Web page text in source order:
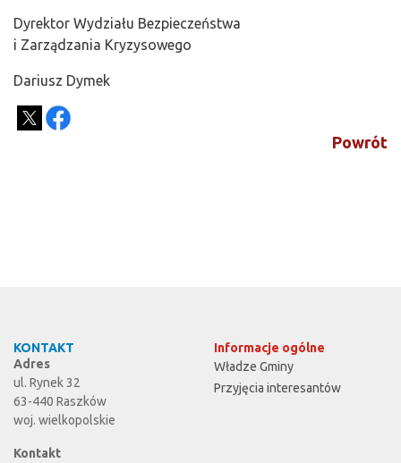
Dyrektor Wydziału Bezpieczeństwa
i Zarządzania Kryzysowego
Dariusz Dymek
Powrót
KONTAKT
Adres
ul. Rynek 32
63-440 Raszków
woj. wielkopolskie
Kontakt
Informacje ogólne
Władze Gminy
Przyjęcia interesantów